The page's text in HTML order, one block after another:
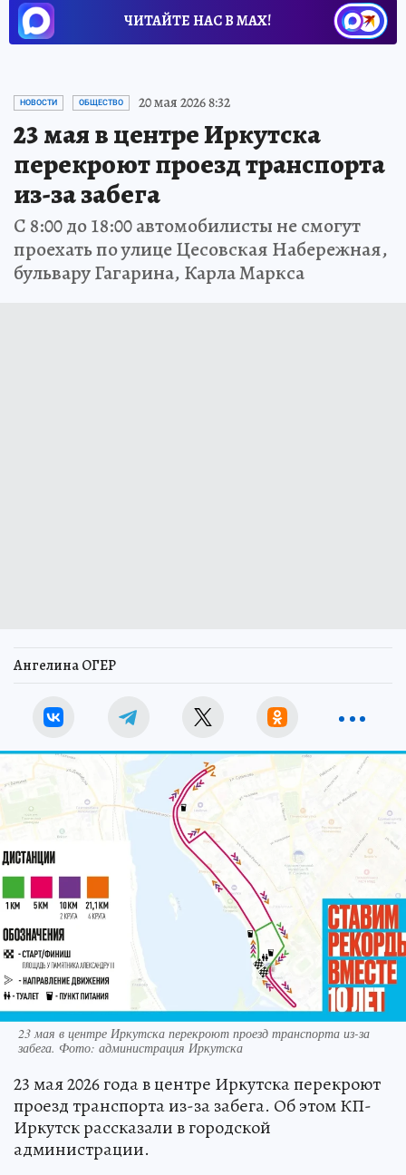
ЧИТАЙТЕ НАС В МАХ!
НОВОСТИ ОБЩЕСТВО 20 мая 2026 8:32
23 мая в центре Иркутска
перекроют проезд транспорта
из-за забега
С 8:00 до 18:00 автомобилисты не смогут
проехать по улице Цесовская Набережная,
бульвару Гагарина, Карла Маркса
Ангелина ОГЕР
23 мая в центре Иркутска перекроют проезд транспорта из-за
забега. Фото: администрация Иркутска
23 мая 2026 года в центре Иркутска перекроют
проезд транспорта из-за забега. Об этом КП-
Иркутск рассказали в городской
администрации.